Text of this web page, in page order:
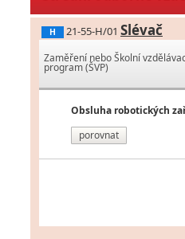
H 21-55-H/01 Slévač
Zaměření nebo Školní
program (ŠVP)
Obsluha robotických
porovnat